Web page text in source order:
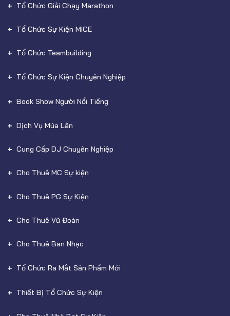
Tổ Chức Giải Chạy Marathon
Tổ Chức Sự Kiện MICE
Tổ Chức Teambuilding
Tổ Chức Sự Kiện Chuyên Nghiệp
Book Show Người Nổi Tiếng
Dịch Vụ Múa Lân
Cung Cấp DJ Chuyên Nghiệp
Cho Thuê MC Sự kiện
Cho Thuê PG Sự Kiện
Cho Thuê Vũ Đoàn
Cho Thuê Ban Nhạc
Tổ Chức Ra Mắt Sản Phẩm Mới
Thiết Bị Tổ Chức Sự Kiện